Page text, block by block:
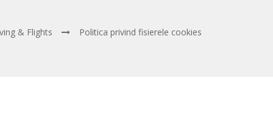
& Flights Politica privind fisierele cookies